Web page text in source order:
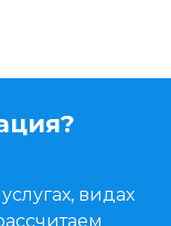
видах